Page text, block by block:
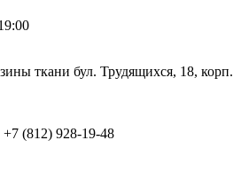
ткани бул. Трудящихся, 18, корп.
(812) 928-19-48